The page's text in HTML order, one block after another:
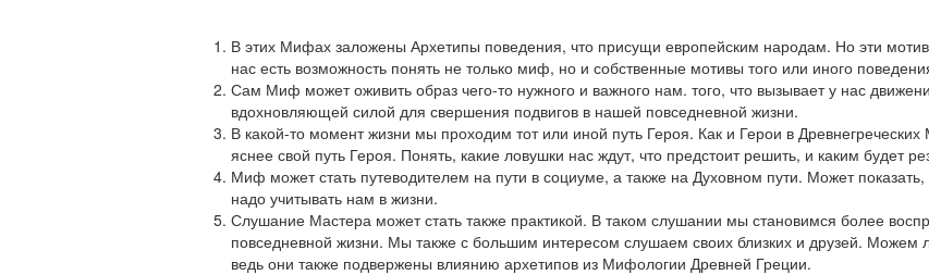
В этих Мифах заложены Архетипы поведения, что присущи европейским народам. Но эти
нас есть возможность понять не только миф, но и собственные мотивы того или иного
Сам Миф может оживить образ чего-то нужного и важного нам. того, что вызывает у нас
вдохновляющей силой для свершения подвигов в нашей повседневной жизни.
В какой-то момент жизни мы проходим тот или иной путь Героя. Как и Герои в
яснее свой путь Героя. Понять, какие ловушки нас ждут, что предстоит решить, и каким будет
Миф может стать путеводителем на пути в социуме, а также на Духовном пути. Может
надо учитывать нам в жизни.
Слушание Мастера может стать также практикой. В таком слушании мы становимся более
повседневной жизни. Мы также с большим интересом слушаем своих близких и друзей. Можем
ведь они также подвержены влиянию архетипов из Мифологии Древней Греции.